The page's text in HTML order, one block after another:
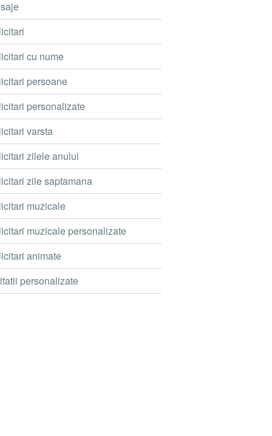
cu nume
persoane
personalizate
varsta
zilele anului
zile saptamana
muzicale
muzicale personalizate
animate
personalizate